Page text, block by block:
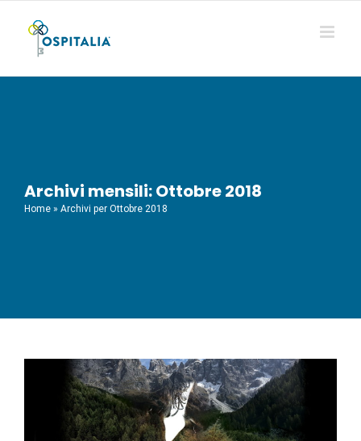
contenuto
Archivi mensili:Ottobre 2018
Home » Archivi per Ottobre 2018